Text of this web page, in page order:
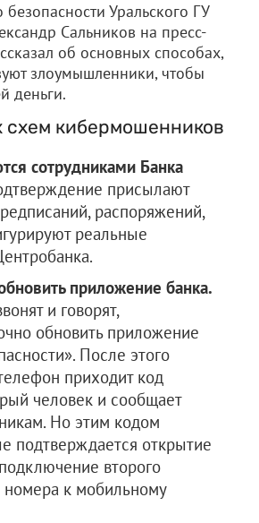
безопасности Уральского ГУ
Сальников на пресс-
об основных способах,
злоумышленники, чтобы
деньги.
схем кибермошенников
сотрудниками Банка
присылают
распоряжений,
реальные
приложение банка.
и говорят,
обновить приложение
После этого
приходит код
человек и сообщает
Но этим кодом
подтверждается открытие
второго
к мобильному